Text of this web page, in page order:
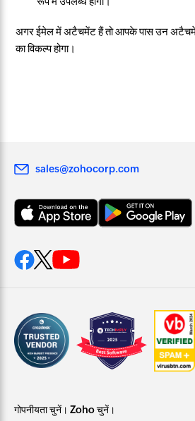
अगर ईमेल में अटैचमेंट हैं तो आपके पास उन
का विकल्प होगा।
sales@zohocorp.com
गोपनीयता चुनें। Zoho चुनें।